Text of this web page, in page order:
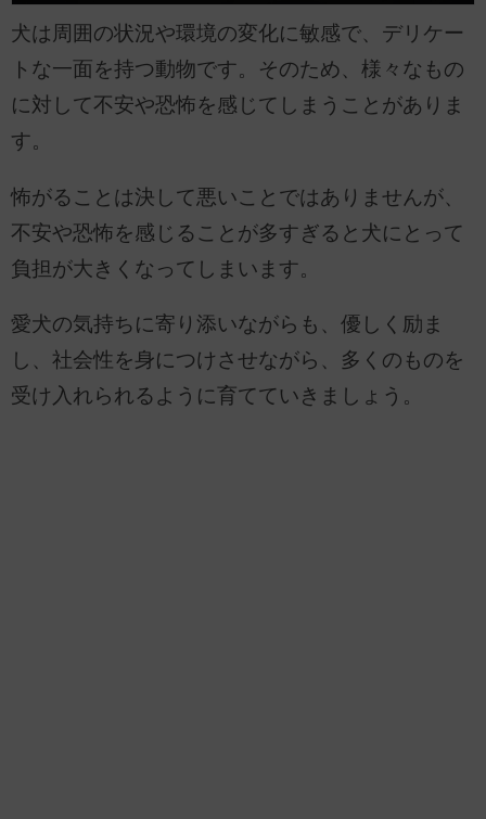
犬は周囲の状況や環境の変化に敏感で、デリケー
トな一面を持つ動物です。そのため、様々なもの
に対して不安や恐怖を感じてしまうことがありま
す。
怖がることは決して悪いことではありませんが、
不安や恐怖を感じることが多すぎると犬にとって
負担が大きくなってしまいます。
愛犬の気持ちに寄り添いながらも、優しく励ま
し、社会性を身につけさせながら、多くのものを
受け入れられるように育てていきましょう。